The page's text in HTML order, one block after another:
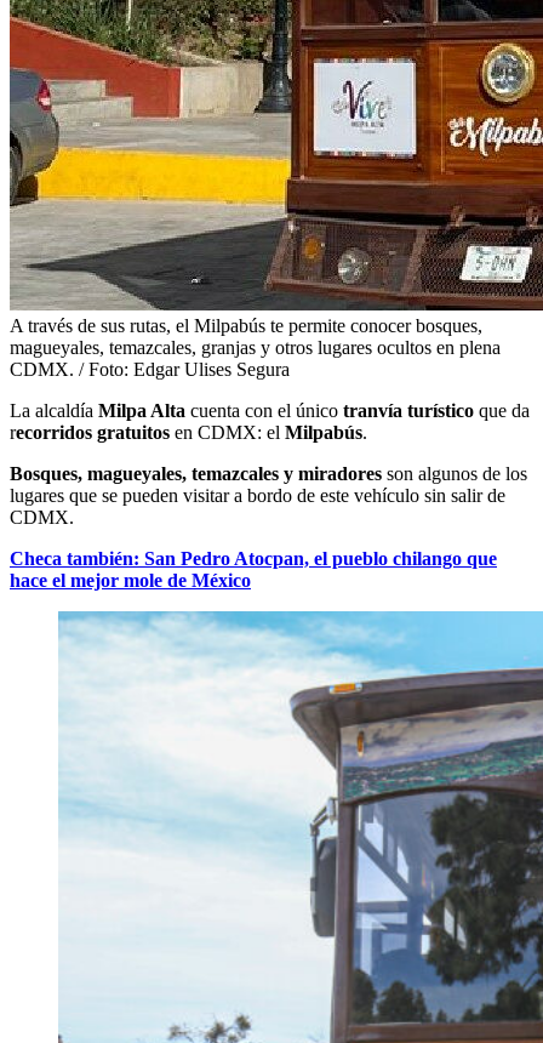
A través de sus rutas, el Milpabús te permite conocer bosques,
magueyales, temazcales, granjas y otros lugares ocultos en plena
CDMX. / Foto: Edgar Ulises Segura
La alcaldía Milpa Alta cuenta con el único tranvía turístico que da
recorridos gratuitos en CDMX: el Milpabús.
Bosques, magueyales, temazcales y miradores son algunos de los
lugares que se pueden visitar a bordo de este vehículo sin salir de
CDMX.
Checa también: San Pedro Atocpan, el pueblo chilango que
hace el mejor mole de México